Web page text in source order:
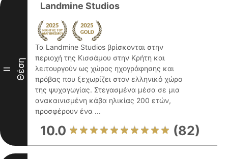
II Θέση
Landmine Studios
Τα Landmine Studios βρίσκονται στην
περιοχή της Κισσάμου στην Κρήτη και
λειτουργούν ως χώρος ηχογράφησης και
πρόβας που ξεχωρίζει στον ελληνικό χώρο
της ψυχαγωγίας. Στεγασμένα μέσα σε μια
ανακαινισμένη κάβα ηλικίας 200 ετών,
προσφέρουν ένα ...
10.0 (82)